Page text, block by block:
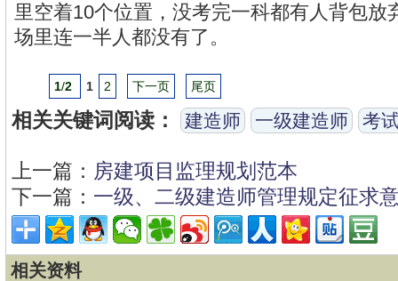
里空着10个位置，没考完一科都有人背包放
场里连一半人都没有了。
1/2 1 2 下一页 尾页
相关关键词阅读： 建造师 一级建造师 考
上一篇： 房建项目监理规划范本
下一篇： 一级、二级建造师管理规定征求
相关资料